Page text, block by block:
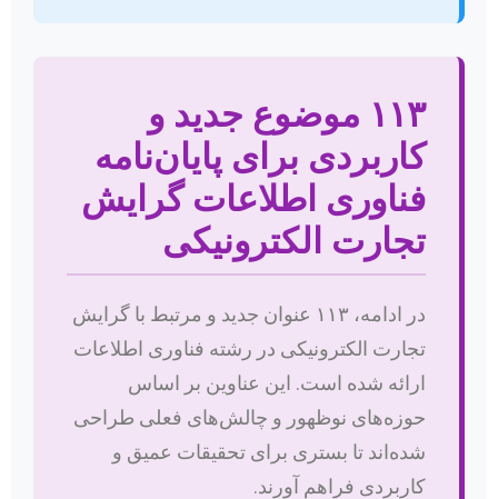
۱۱۳ موضوع جدید و
کاربردی برای پایان‌نامه
فناوری اطلاعات گرایش
تجارت الکترونیکی
در ادامه، ۱۱۳ عنوان جدید و مرتبط با گرایش
تجارت الکترونیکی در رشته فناوری اطلاعات
ارائه شده است. این عناوین بر اساس
حوزه‌های نوظهور و چالش‌های فعلی طراحی
شده‌اند تا بستری برای تحقیقات عمیق و
کاربردی فراهم آورند.